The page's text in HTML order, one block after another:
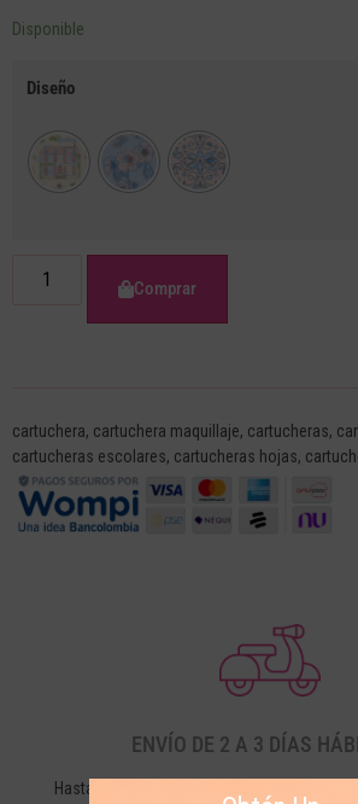
Disponible
Diseño
Comprar
cartuchera, cartuchera maquillaje, cartucheras,
cartucheras escolares, cartucheras hojas,
ENVÍO DE 2 A 3 DÍAS
Hasta 3 días hábiles a Bogotá y 5 días